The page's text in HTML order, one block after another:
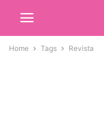
Home Tags Revista